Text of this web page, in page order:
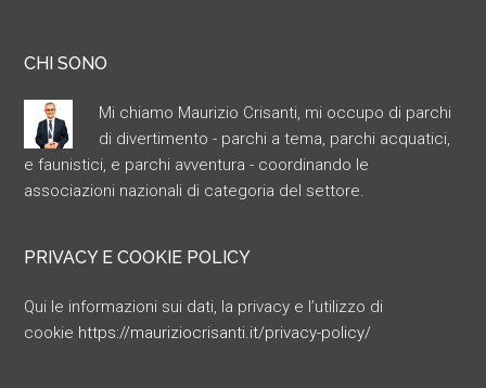
CHI SONO
Mi chiamo Maurizio Crisanti, mi occupo di parchi
di divertimento - parchi a tema, parchi acquatici,
e faunistici, e parchi avventura - coordinando le
associazioni nazionali di categoria del settore.
PRIVACY E COOKIE POLICY
Qui le informazioni sui dati, la privacy e l’utilizzo di
cookie https://mauriziocrisanti.it/privacy-policy/